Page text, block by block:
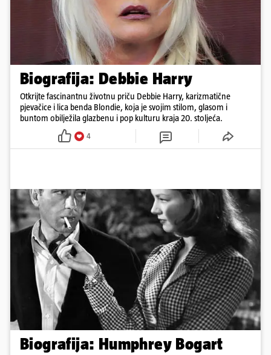
Biografija: Debbie Harry
Otkrijte fascinantnu životnu priču Debbie Harry, karizmatične
pjevačice i lica benda Blondie, koja je svojim stilom, glasom i
buntom obilježila glazbenu i pop kulturu kraja 20. stoljeća.
4
Biografija: Humphrey Bogart